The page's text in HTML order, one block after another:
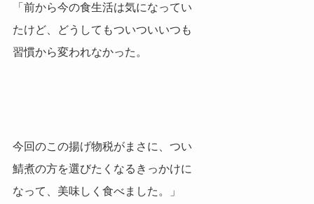
「前から今の食生活は気になってい
たけど、どうしてもついついいつも
習慣から変われなかった。
今回のこの揚げ物税がまさに、つい
鯖煮の方を選びたくなるきっかけに
なって、美味しく食べました。」